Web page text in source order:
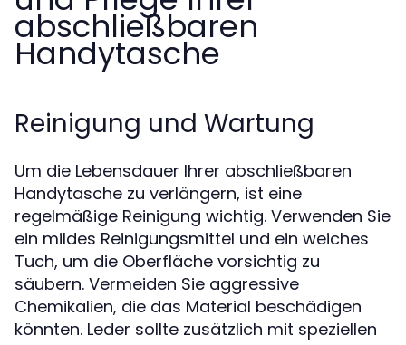
abschließbaren
Handytasche
Reinigung und Wartung
Um die Lebensdauer Ihrer abschließbaren
Handytasche zu verlängern, ist eine
regelmäßige Reinigung wichtig. Verwenden Sie
ein mildes Reinigungsmittel und ein weiches
Tuch, um die Oberfläche vorsichtig zu
säubern. Vermeiden Sie aggressive
Chemikalien, die das Material beschädigen
könnten. Leder sollte zusätzlich mit speziellen